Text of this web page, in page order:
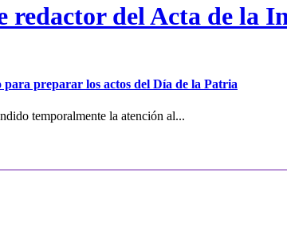
del Acta de la
preparar los actos del Día de la Patria
temporalmente la atención al...